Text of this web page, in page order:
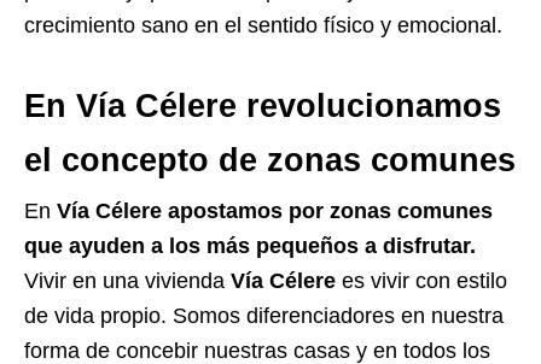
crecimiento sano en el sentido físico y emocional.
En Vía Célere revolucionamos
el concepto de zonas comunes
En Vía Célere apostamos por zonas comunes
que ayuden a los más pequeños a disfrutar.
Vivir en una vivienda Vía Célere es vivir con estilo
de vida propio. Somos diferenciadores en nuestra
forma de concebir nuestras casas y en todos los